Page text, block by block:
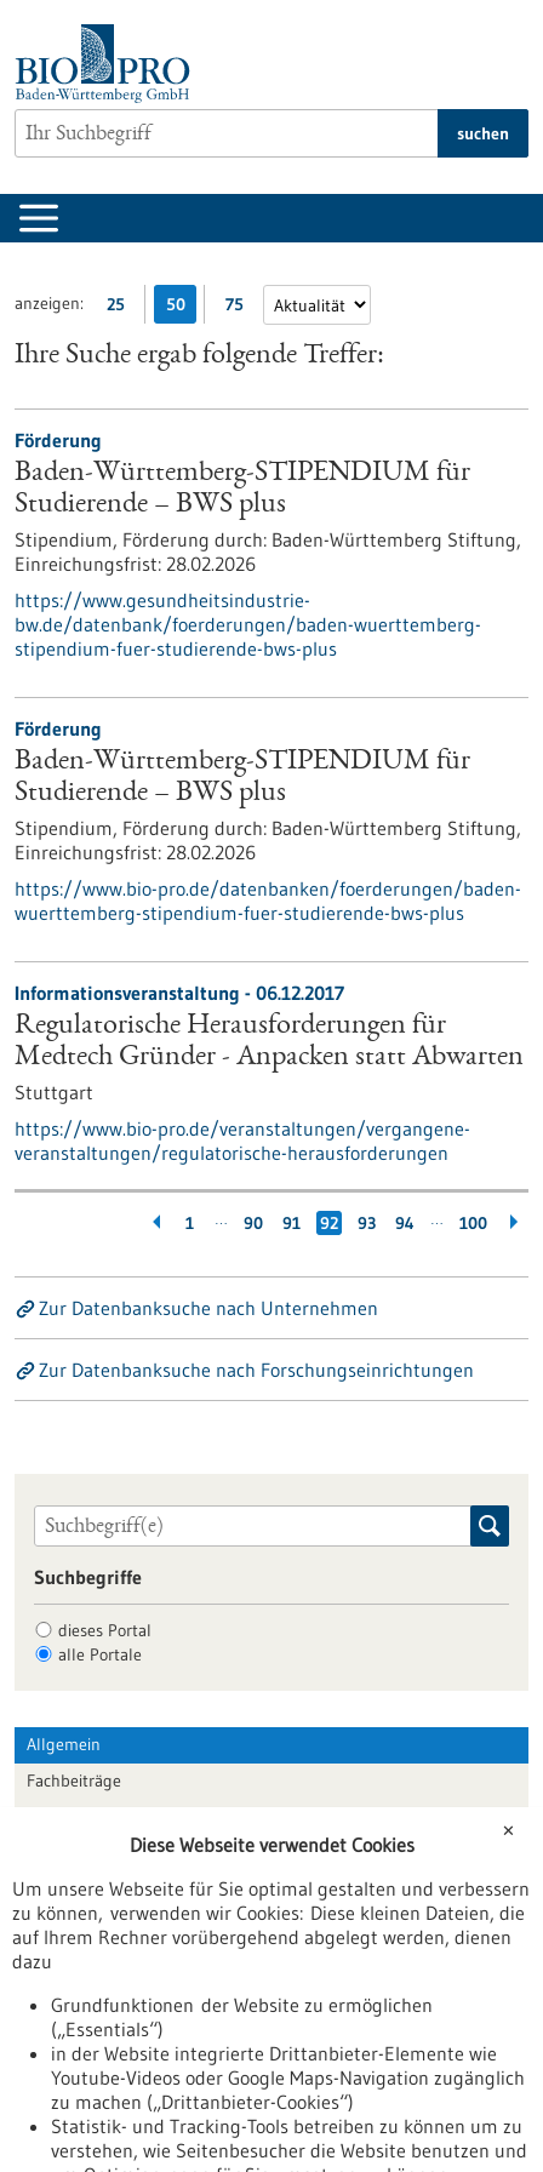
springen
suchen
anzeigen: 25 50 75
Ihre Suche ergab folgende Treffer:
Förderung
Baden-Württemberg-STIPENDIUM für
Studierende – BWS plus
Stipendium, Förderung durch: Baden-Württemberg Stiftung,
Einreichungsfrist: 28.02.2026
https://www.gesundheitsindustrie-
bw.de/datenbank/foerderungen/baden-wuerttemberg-
stipendium-fuer-studierende-bws-plus
Förderung
Baden-Württemberg-STIPENDIUM für
Studierende – BWS plus
Stipendium, Förderung durch: Baden-Württemberg Stiftung,
Einreichungsfrist: 28.02.2026
https://www.bio-pro.de/datenbanken/foerderungen/baden-
wuerttemberg-stipendium-fuer-studierende-bws-plus
Informationsveranstaltung - 06.12.2017
Regulatorische Herausforderungen für
Medtech Gründer - Anpacken statt Abwarten
Stuttgart
https://www.bio-pro.de/veranstaltungen/vergangene-
veranstaltungen/regulatorische-herausforderungen
1 … 90 91 92 93 94 … 100
Zur Datenbanksuche nach Unternehmen
Zur Datenbanksuche nach Forschungseinrichtungen
Suchbegriffe
dieses Portal
alle Portale
Allgemein
Fachbeiträge
Veranstaltungen
Erscheinungsdatum
✕
Diese Webseite verwendet Cookies
Um unsere Webseite für Sie optimal gestalten und verbessern
zu können, verwenden wir Cookies: Diese kleinen Dateien, die
auf Ihrem Rechner vorübergehend abgelegt werden, dienen
dazu
Grundfunktionen der Website zu ermöglichen
(„Essentials“)
in der Website integrierte Drittanbieter-Elemente wie
Youtube-Videos oder Google Maps-Navigation zugänglich
zu machen („Drittanbieter-Cookies“)
Statistik- und Tracking-Tools betreiben zu können um zu
verstehen, wie Seitenbesucher die Website benutzen und